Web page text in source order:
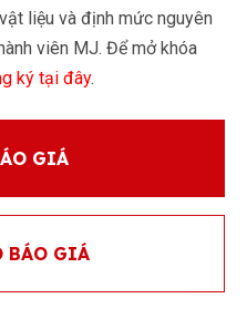
liệu và định mức nguyên
viên MJ. Để mở khóa
ký tại đây.
GIÁ
BÁO GIÁ